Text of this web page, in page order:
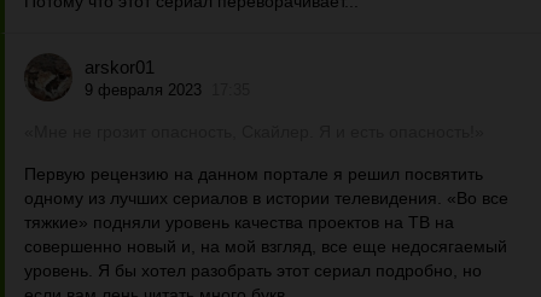
arskor01
9 февраля 2023
Первую рецензию на данном портале я решил посвятить
одному из лучших сериалов в истории телевидения. «Во все
тяжкие» подняли уровень качества проектов на ТВ на
совершенно новый и, на мой взгляд, все еще недосягаемый
уровень. Я бы хотел разобрать этот сериал подробно, но